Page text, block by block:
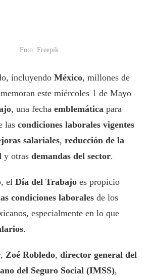
Foto: Freepik
incluyendo México, millones de
este miércoles 1 de Mayo
, una fecha emblemática para
las condiciones laborales vigentes
salariales, reducción de la
y otras demandas del sector.
el Día del Trabajo es propicio
condiciones laborales de los
especialmente en lo que
.
Zoé Robledo, director general del
del Seguro Social (IMSS),